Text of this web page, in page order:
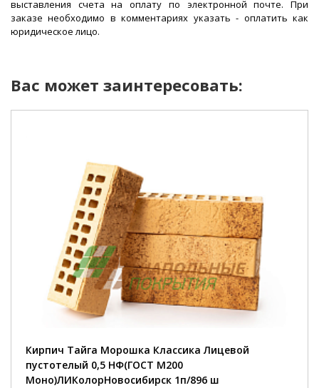
выставления счета на оплату по электронной почте. При
заказе необходимо в комментариях указать - оплатить как
юридическое лицо.
Вас может заинтересовать:
Кирпич Тайга Морошка Классика Лицевой
пустотелый 0,5 НФ(ГОСТ М200
Моно)ЛИКолорНовосибирск 1п/896 ш